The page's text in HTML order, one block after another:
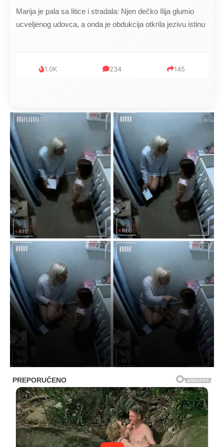
Marija je pala sa litice i stradala: Njen dečko Ilija glumio
ucveljenog udovca, a onda je obdukcija otkrila jezivu istinu
1.0K 234 145